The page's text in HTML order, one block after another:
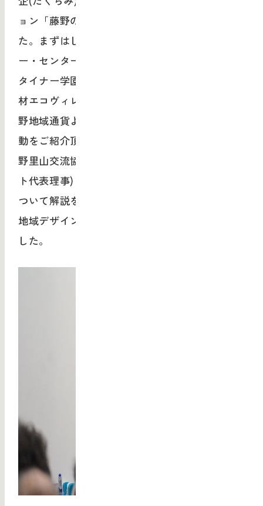
ョン「藤野の地域デザイン」が開催されまし
た。まずはじめに、設楽清和氏(パーマカルチャ
ー・センター・ジャパン代表)、髙橋靖典氏(シュ
タイナー学園理事長・藤野電力)、傍島飛龍氏(廃
材エコヴィレッジゆるゆる村長)、池辺潤一氏(藤
野地域通貨よろづ屋事務局)より、それぞれの活
動をご紹介頂きました。そして、中村賢一氏(藤
野里山交流協議会会長・藤野エリアマネジメン
ト代表理事)より、藤野エリア全体のデザインに
ついて解説を頂きました。多様性を持つ藤野の
地域デザインについて、深く知る機会となりま
した。